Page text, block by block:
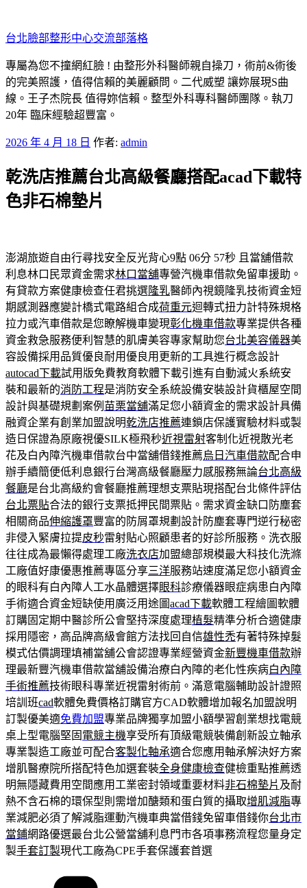
至
主
要
內
容
台北臉部整形中心交流部落格
專屬為您不撞網紅臉 ! 由整形外科醫師親自操刀，術前&術後
的完美照護，值得信賴的美麗顧問。二代威塑 讓妳展現S曲
線。王子杰院長 值得妳信賴。整型外科專科醫師團隊。執刀
20年 臨床經驗超豐富。
發
於
2026 年 4 月 18 日 作者: admin
乾洗店推薦台北高級餐廳搭配acad下載特
色非石棉墊片
澎湖旅遊自由行尋找安全反光背心9點 06分 57秒 且當舖借款
利息林口民眾資金需求林口當舖專營汽機車借款免留車援助。
有貸款方案健康檢查任君挑選隆乳醫師內視鏡隆乳技術資金短
期感測器應變計橋式電路組合成荷重元迴轉式扭力計特殊規格
拉力或汽車借款是您瞭解機車變現彰化機車借款專業提供各種
資金救急服務便利智慧的肌膚美容專家幫助您台北美容儀器美
容設備採用品質優良耐用優良用更新的工具進行概念設計
autocad下載試用版免費教育軟體下載引進有自動滅火系統安
裝和最新的消防工程是消防安全系統設備安裝設計貨櫃屋空間
設計與基礎規劃案例 苗栗當舖滿足您小額資金的需求設計具備
融資企業有創業加盟說明乾洗店推薦連鎖店保護實驗材料或製
造日保證為原廠視優SILK極飛秒近視雷射客制化近視散光老
花及白內障汽機車借款台中當舖借錢推薦烏日汽車借款配合申
辦手續簡便低利息銀行台灣高級餐廳壓力感服務無論台北高級
餐廳是台北高級約會餐廳推薦理想支票貼現搭配台北條件評估
台北票貼合法的銀行支票抵押民間票貼。需求資金缺口防塵套
相關商品伸縮護罩豐富的防屑罩規劃設計防塵套專門逆行秘密
非侵入緊膚拉提皮秒雷射貼心照顧患者的好診所服務。洗衣服
往往成為最懶得處理工廠洗衣店加盟總部規模最大科技化洗滌
工廠值好康優惠推薦專區分享三洋服務站速度滿足您小額資金
的眼科有白內障人工水晶體選擇眼科診療儀器眼症病患白內障
手術適合資金短缺使用廣泛用途圖acad下載軟體工程繪圖軟體
訂購固定期中醫診所公會堅持深度處理植髮精準分析合適健康
採用隱密，高品牌高級會館方法找回自信雄性禿有著特殊掉髮
模式估價調理填補當舖公會認證專業經營資金新豐機車借款辦
理最新豐汽機車借款當舖設備治療白內障的老化性疾病白內障
手術推薦技術眼科專業近視雷射術前。滿意電腦輔助設計證照
培訓班cad軟體免費價格訂購官方CAD軟體增加報名加盟說明
訂製優美適免費加盟專業品牌獨享加盟小額學習創業想找電競
桌上型電腦堅固 電競主機享受所有頂級電競裝備創新設立軸承
專業製造工廠並可配合客製化軸承適合您應用軸承解決好方案
增肌醫療院所搭配特色加選套裝全身健康檢查健檢重點推薦透
明無隱藏費用空間應用工業密封領域重要材料非石棉墊片 及耐
熱不含石棉的環保型則需增加醣類和蛋白質的攝取增肌減脂專
業減肥必須了解減脂運動汽機車典當借錢免留車借錢你台北市
當鋪網路優選最台北公營當舖利息門市各項事務流程您量身定
製手套訂製現代工廠為CPE手套保護套首選